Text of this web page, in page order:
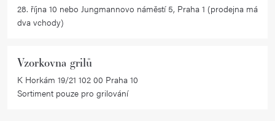
28. října 10 nebo Jungmannovo náměstí 5, Praha 1 (prodejna má
dva vchody)
Vzorkovna grilů
K Horkám 19/21 102 00 Praha 10
Sortiment pouze pro grilování